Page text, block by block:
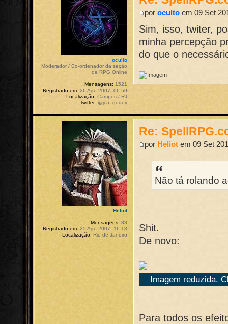
poroculto em 09 Set
Sim, isso, twiter,
minha percepção
do que o
oculto
Moderador / Co-ordenador da seção
de RPG Online
Mensagens: 1521
Registrado em: 26 Ago 2007, 06:59
Localização: Campos / RJ
Twitter: @jca_godoy
Re:
por Heliot em 09 Set
Não tá rolando
Shit.
De novo:
Imagem reduzida.
Para todos os
Heliot
Mensagens: 83
Registrado em: 25 Ago 2007, 16:13
Localização: Rio de Janeiro